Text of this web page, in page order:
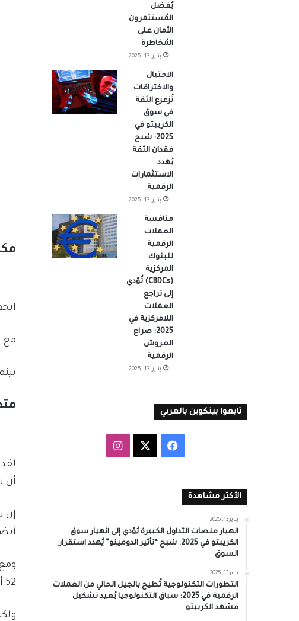
مع
أن
إن
52 أسبوعا هذا الأسبوع.
ولكن
يُفضل
المُستثمرون
الأمان على
المُخاطرة
يناير 13, 2025
الاحتيال
والاختراقات
تُزعزع الثقة
في سوق
الكريبتو في
2025: شبح
فقدان الثقة
يُهدد
الاستثمارات
الرقمية
يناير 13, 2025
منافسة
العملات
الرقمية
للبنوك
المركزية
(CBDCs) تُؤدي
إلى تراجع
العملات
اللامركزية في
2025: صراع
العروش
الرقمية
يناير 13, 2025
تابعوا بيتكوين بالعربي
فيسبوك انستقرام
الأكثر مشاهدة
يناير 13, 2025
انهيار منصات التداول الكبيرة يُؤدي إلى انهيار سوق
الكريبتو في 2025: شبح “تأثير الدومينو” يُهدد استقرار
السوق
يناير 13, 2025
التطورات التكنولوجية تُطيح بالجيل الحالي من العملات
الرقمية في 2025: سباق التكنولوجيا يُعيد تشكيل
مشهد الكريبتو